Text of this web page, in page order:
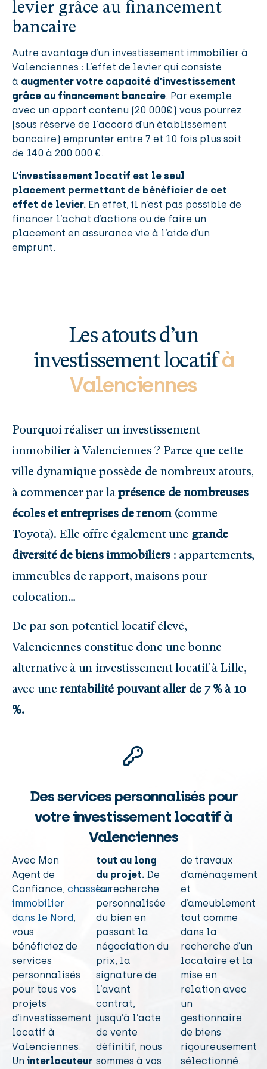
levier grâce au financement
bancaire
Autre avantage d’un investissement immobilier à
Valenciennes : L’effet de levier qui consiste
à augmenter votre capacité d’investissement
grâce au financement bancaire. Par exemple
avec un apport contenu (20 000€) vous pourrez
(sous réserve de l’accord d’un établissement
bancaire) emprunter entre 7 et 10 fois plus soit
de 140 à 200 000 €.
L’investissement locatif est le seul
placement permettant de bénéficier de cet
effet de levier. En effet, il n’est pas possible de
financer l’achat d’actions ou de faire un
placement en assurance vie à l’aide d’un
emprunt.
Les atouts d’un
investissement locatifà
Valenciennes
Pourquoi réaliser un investissement
immobilier à Valenciennes ? Parce que cette
ville dynamique possède de nombreux atouts,
à commencer par laprésence de nombreuses
écoles et entreprises de renom (comme
Toyota). Elle offre également une grande
diversité de biens immobiliers : appartements,
immeubles de rapport, maisons pour
colocation…
De par son potentiel locatif élevé,
Valenciennes constitue donc une bonne
alternative à un investissement locatif à Lille,
avec une rentabilité pouvant aller de 7 % à 10
%.
Des services personnalisés pour
votre investissement locatif à
Valenciennes
Avec Mon
Agent de
Confiance, chasseur
immobilier
dans le Nord,
vous
bénéficiez de
services
personnalisés
pour tous vos
projets
d’investissement
locatif à
Valenciennes.
Un interlocuteur
tout au long
du projet. De
la recherche
personnalisée
du bien en
passant la
négociation du
prix, la
signature de
l’avant
contrat,
jusqu’à l’acte
de vente
définitif, nous
sommes à vos
de travaux
d’aménagement
et
d’ameublement
tout comme
dans la
recherche d’un
locataire et la
mise en
relation avec
un
gestionnaire
de biens
rigoureusement
sélectionné.